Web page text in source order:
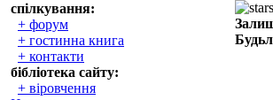
спілкування:
+ форум
+ гостинна книга
+ контакти
бібліотека сайту:
+ віровчення